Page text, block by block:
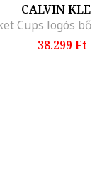
CALVIN
38.299 Ft